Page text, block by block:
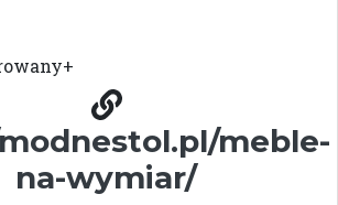
meble-
na-wymiar/